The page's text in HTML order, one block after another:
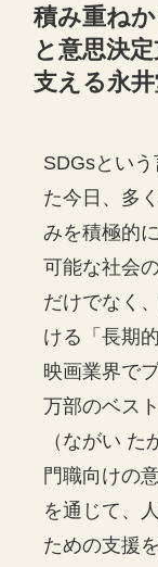
積み重ね
と意思決
支える永
SDGsとい
た今日、多
みを積極的
可能な社会
だけでなく
ける「長期
映画業界で
万部のベス
（ながい
門職向けの
を通じて、
ための支援